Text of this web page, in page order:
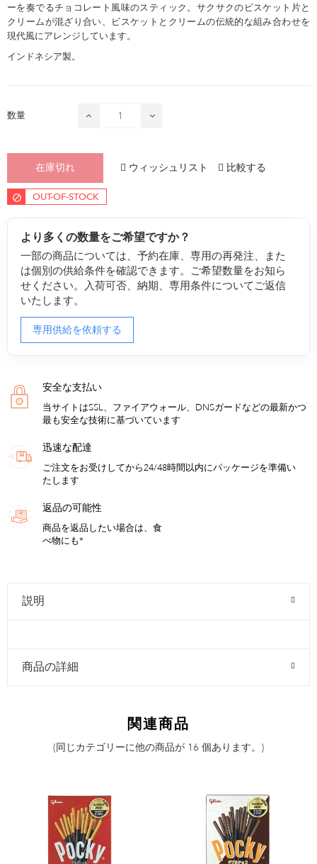
ーを奏でるチョコレート風味のスティック。サクサクのビスケット片と
クリームが混ざり合い、ビスケットとクリームの伝統的な組み合わせを
現代風にアレンジしています。
インドネシア製。
数量
在庫切れ ウィッシュリスト 比較する
OUT-OF-STOCK
より多くの数量をご希望ですか？
一部の商品については、予約在庫、専用の再発注、また
は個別の供給条件を確認できます。ご希望数量をお知ら
せください。入荷可否、納期、専用条件についてご返信
いたします。
専用供給を依頼する
安全な支払い
当サイトはSSL、ファイアウォール、DNSガードなどの最新かつ
最も安全な技術に基づいています
迅速な配達
ご注文をお受けしてから24/48時間以内にパッケージを準備い
たします
返品の可能性
商品を返品したい場合は、食
べ物にも*
説明
商品の詳細
関連商品
(同じカテゴリーに他の商品が 16 個あります。)